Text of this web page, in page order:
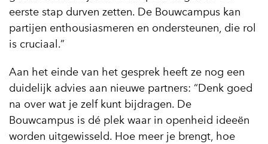
eerste stap durven zetten. De Bouwcampus kan
partijen enthousiasmeren en ondersteunen, die rol
is cruciaal.”
Aan het einde van het gesprek heeft ze nog een
duidelijk advies aan nieuwe partners: “Denk goed
na over wat je zelf kunt bijdragen. De
Bouwcampus is dé plek waar in openheid ideeën
worden uitgewisseld. Hoe meer je brengt, hoe